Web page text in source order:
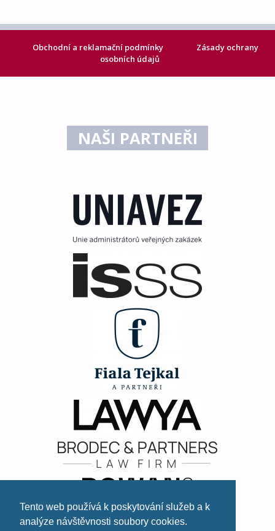
Tento web používá k poskytování služeb a k
analýze návštěvnosti soubory cookies.
Obchodní a reklamační podmínky
Zásady ochrany
osobních údajů
NAŠI PARTNEŘI